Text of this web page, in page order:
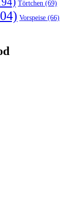
Törtchen (69)
Vorspeise (66)